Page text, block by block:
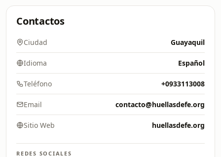
Contactos
Ciudad Guayaquil
Idioma Español
Teléfono +0933113008
Email contacto@huellasdefe.org
Sitio Web huellasdefe.org
REDES SOCIALES